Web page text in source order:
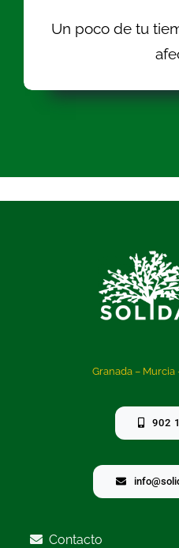
Un poco de tu
Granada –
902
Contacto